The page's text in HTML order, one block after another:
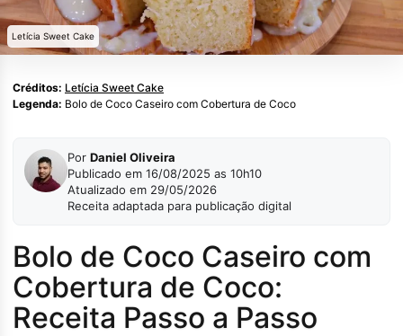
Letícia Sweet Cake
Créditos: Letícia Sweet Cake
Legenda: Bolo de Coco Caseiro com Cobertura de Coco
Por Daniel Oliveira
Publicado em 16/08/2025 as 10h10
Atualizado em 29/05/2026
Receita adaptada para publicação digital
Bolo de Coco Caseiro com
Cobertura de Coco:
Receita Passo a Passo